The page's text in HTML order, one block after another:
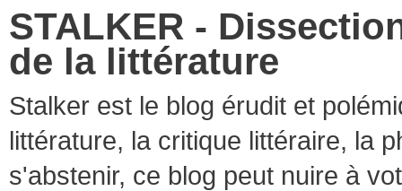
STALKER -
de la littérature
Stalker est le blog érudit et
littérature, la critique littéraire, la
s'abstenir, ce blog peut nuire à